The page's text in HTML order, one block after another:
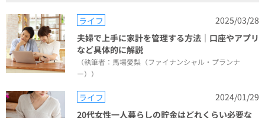
ライフ
2025/03/28
夫婦で上手に家計を管理する方法｜口座やアプリ
など具体的に解説
（執筆者：馬場愛梨（ファイナンシャル・プランナ
ー））
ライフ
2024/01/29
20代女性一人暮らしの貯金はどれくらい必要な